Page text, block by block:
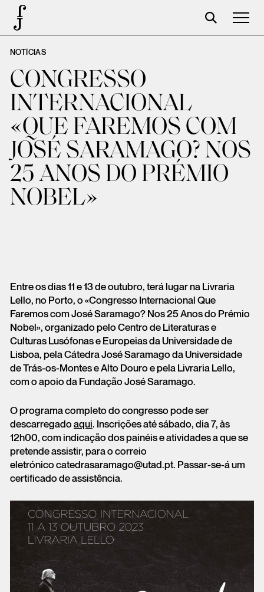
José Saramago
Programação
A Fundação
Parceiros
Centenário
Loja
Carrinho
NOTÍCIAS
CONGRESSO
INTERNACIONAL
«QUE FAREMOS COM
JOSÉ SARAMAGO? NOS
25 ANOS DO PRÉMIO
NOBEL»
Entre os dias 11 e 13 de outubro, terá lugar na Livraria
Lello, no Porto, o «Congresso Internacional Que
Faremos com José Saramago? Nos 25 Anos do Prémio
Nobel», organizado pelo Centro de Literaturas e
Culturas Lusófonas e Europeias da Universidade de
Lisboa, pela Cátedra José Saramago da Universidade
de Trás-os-Montes e Alto Douro e pela Livraria Lello,
com o apoio da Fundação José Saramago.
O programa completo do congresso pode ser
descarregado aqui. Inscrições até sábado, dia 7, às
12h00, com indicação dos painéis e atividades a que se
pretende assistir, para o correio
eletrónico catedrasaramago@utad.pt. Passar-se-á um
certificado de assistência.